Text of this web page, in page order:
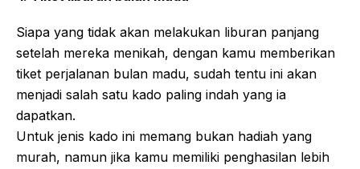
Siapa yang tidak akan melakukan liburan panjang
setelah mereka menikah, dengan kamu memberikan
tiket perjalanan bulan madu, sudah tentu ini akan
menjadi salah satu kado paling indah yang ia
dapatkan.
Untuk jenis kado ini memang bukan hadiah yang
murah, namun jika kamu memiliki penghasilan lebih